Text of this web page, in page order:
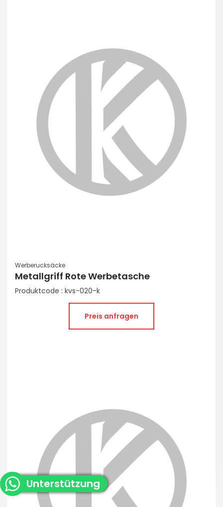
Werberucksäcke
Metallgriff Rote Werbetasche
Produktcode : kvs-020-k
Preis anfragen
WhatsApp
Live
Unterstützung